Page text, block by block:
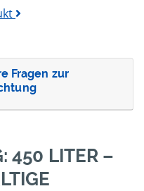
Fragen zur
450 LITER –